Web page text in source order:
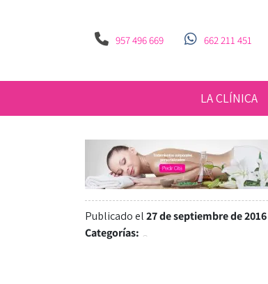
957 496 669 662 211 451
LA CLÍNICA
Publicado el27 de septiembre de 2016
Categorías: